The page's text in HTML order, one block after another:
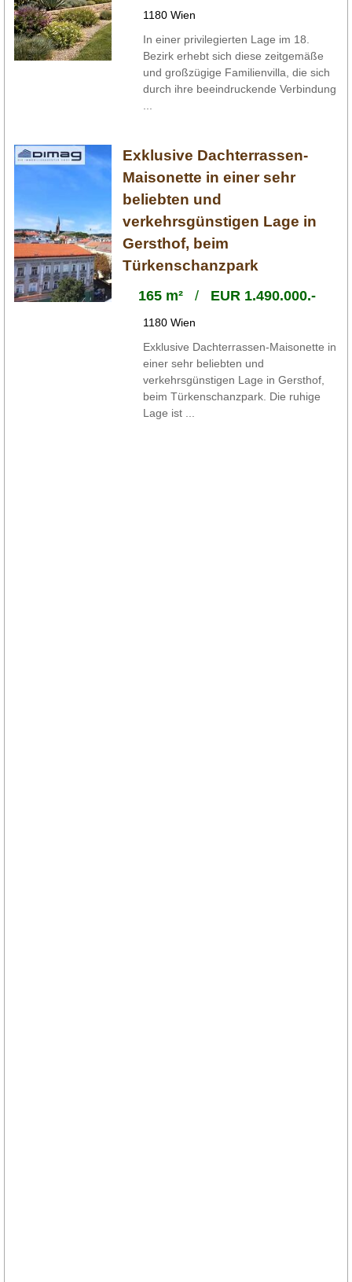
1180 Wien
In einer privilegierten Lage im 18.
Bezirk erhebt sich diese zeitgemäße
und großzügige Familienvilla, die sich
durch ihre beeindruckende Verbindung
Exklusive Dachterrassen-
Maisonette in einer sehr
beliebten und
verkehrsgünstigen Lage in
Gersthof, beim
Türkenschanzpark
165 m²/ EUR 1.490.000.-
1180 Wien
Exklusive Dachterrassen-Maisonette in
einer sehr beliebten und
verkehrsgünstigen Lage in Gersthof,
beim Türkenschanzpark. Die ruhige
Lage ist ...